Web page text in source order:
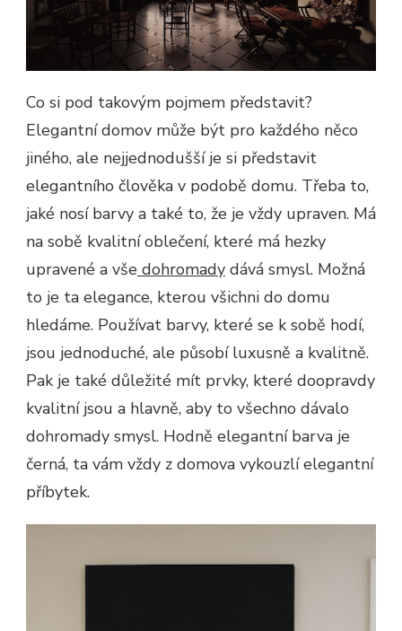
Co si pod takovým pojmem představit?
Elegantní domov může být pro každého něco
jiného, ale nejjednodušší je si představit
elegantního člověka v podobě domu. Třeba to,
jaké nosí barvy a také to, že je vždy upraven. Má
na sobě kvalitní oblečení, které má hezky
upravené a vše dohromady dává smysl. Možná
to je ta elegance, kterou všichni do domu
hledáme. Používat barvy, které se k sobě hodí,
jsou jednoduché, ale působí luxusně a kvalitně.
Pak je také důležité mít prvky, které doopravdy
kvalitní jsou a hlavně, aby to všechno dávalo
dohromady smysl. Hodně elegantní barva je
černá, ta vám vždy z domova vykouzlí elegantní
příbytek.